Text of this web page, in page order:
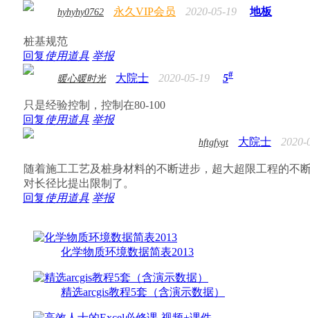
hyhyhy0762 永久VIP会员 2020-05-19 地板
桩基规范
回复使用道具 举报
暖心暖时光 大院士 2020-05-19 5#
只是经验控制，控制在80-100
回复使用道具 举报
hftgfygt 大院士 2020-
随着施工工艺及桩身材料的不断进步，超大超限工程的不
对长径比提出限制了。
回复使用道具 举报
化学物质环境数据简表2013
精选arcgis教程5套（含演示数据）